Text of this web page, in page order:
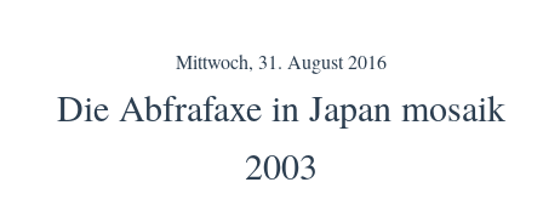
Mittwoch, 31. August 2016
Die Abfrafaxe in Japan mosaik
2003